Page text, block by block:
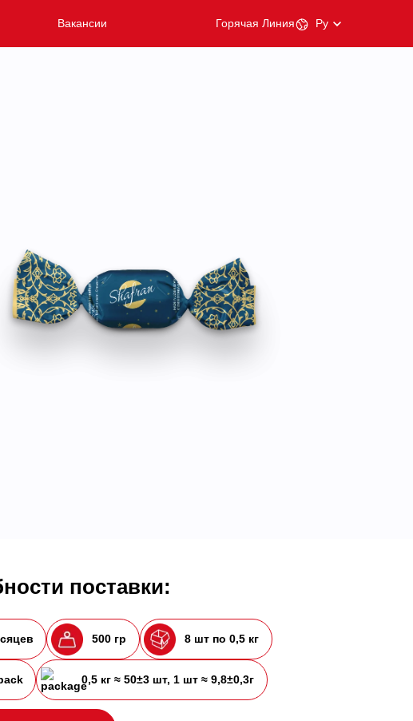
Вакансии Горячая Линия Ру
поставки:
500 гр 8 шт по 0,5 кг
0,5 кг ≈ 50±3 шт, 1 шт ≈ 9,8±0,3г